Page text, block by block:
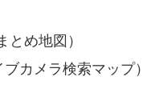
め地図）
カメラ検索マップ）